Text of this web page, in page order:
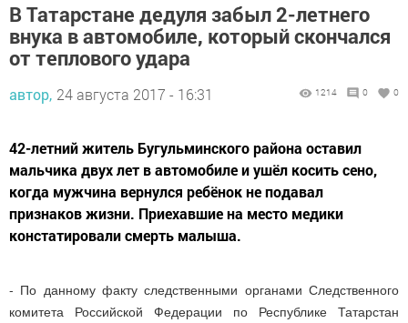
В Татарстане дедуля забыл 2-летнего
внука в автомобиле, который скончался
от теплового удара
автор, 24 августа 2017 - 16:31 1214 0 0
42-летний житель Бугульминского района оставил
мальчика двух лет в автомобиле и ушёл косить сено,
когда мужчина вернулся ребёнок не подавал
признаков жизни. Приехавшие на место медики
констатировали смерть малыша.
- По данному факту следственными органами Следственного
комитета Российской Федерации по Республике Татарстан